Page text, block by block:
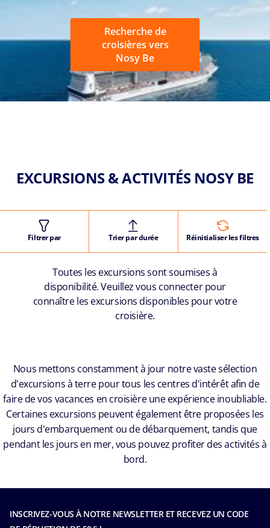
Recherche de
croisières vers
Nosy Be
EXCURSIONS & ACTIVITÉS NOSY BE
Filtrer par Trier par durée Réinitialiser les filtres
Toutes les excursions sont soumises à
disponibilité. Veuillez vous connecter pour
connaître les excursions disponibles pour votre
croisière.
Nous mettons constamment à jour notre vaste sélection
d'excursions à terre pour tous les centres d'intérêt afin de
faire de vos vacances en croisière une expérience inoubliable.
Certaines excursions peuvent également être proposées les
jours d'embarquement ou de débarquement, tandis que
pendant les jours en mer, vous pouvez profiter des activités à
bord.
INSCRIVEZ-VOUS À NOTRE NEWSLETTER ET RECEVEZ UN CODE